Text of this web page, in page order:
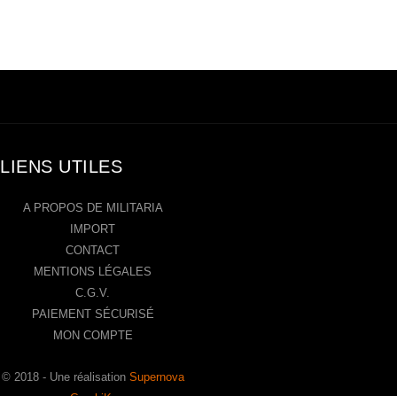
LIENS UTILES
A PROPOS DE MILITARIA
IMPORT
CONTACT
MENTIONS LÉGALES
C.G.V.
PAIEMENT SÉCURISÉ
MON COMPTE
© 2018 - Une réalisation Supernova